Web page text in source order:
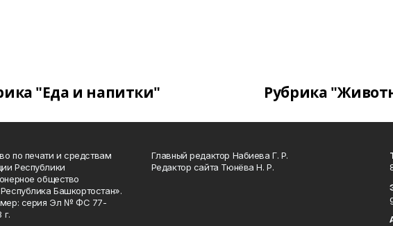
"Еда и напитки" Рубрика
по печати и средствам
Республики
общество
Башкортостан».
серия Эл № ФС 77-
г.
Главный редактор Набиева Г. Р.
Редактор сайта Тюнёва Н. Р.